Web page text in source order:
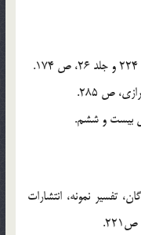
تفسير نمونه، انتشارات